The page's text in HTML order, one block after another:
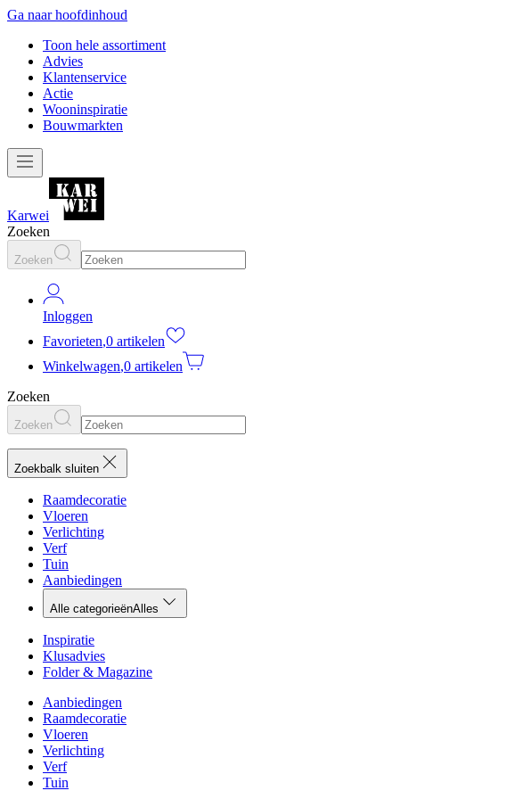
Ga naar hoofdinhoud
Toon hele assortiment
Advies
Klantenservice
Actie
Wooninspiratie
Bouwmarkten
Karwei
Zoeken
Zoeken
Inloggen
Favorieten,0 artikelen
Winkelwagen,0 artikelen
Zoeken
Zoeken
Zoekbalk sluiten
Raamdecoratie
Vloeren
Verlichting
Verf
Tuin
Aanbiedingen
Alle categorieënAlles
Inspiratie
Klusadvies
Folder & Magazine
Aanbiedingen
Raamdecoratie
Vloeren
Verlichting
Verf
Tuin